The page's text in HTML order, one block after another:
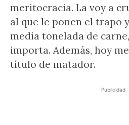
meritocracia. La voy a
al que le ponen el trapo
media tonelada de
importa. Además, hoy
título de matador.
Publicidad